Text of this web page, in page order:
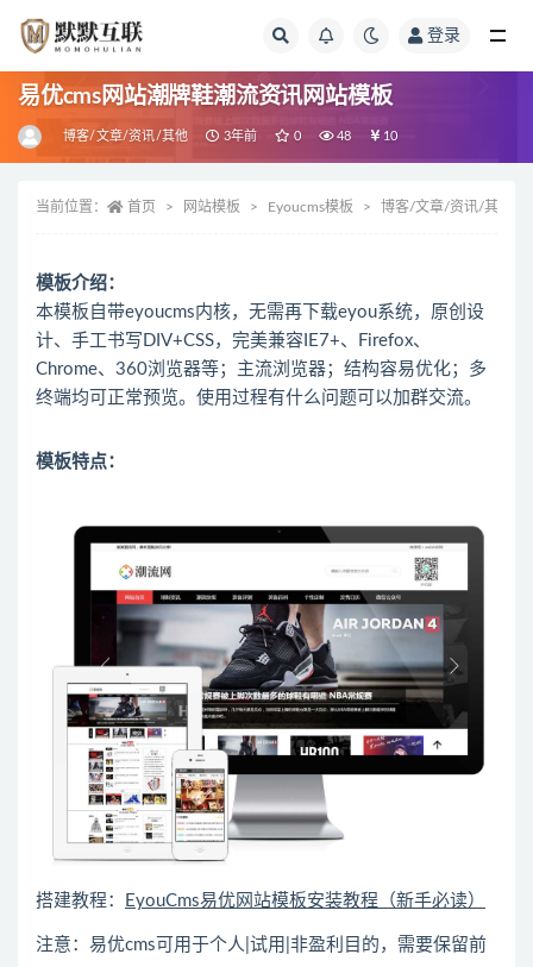
登录
易优cms网站潮牌鞋潮流资讯网站模板
博客/文章/资讯/其他 3年前 0 48 10
当前位置： 首页 网站模板 Eyoucms模板 博客/文章/资讯/其他
模板介绍：
本模板自带eyoucms内核，无需再下载eyou系统，原创设
计、手工书写DIV+CSS，完美兼容IE7+、Firefox、
Chrome、360浏览器等；主流浏览器；结构容易优化；多
终端均可正常预览。使用过程有什么问题可以加群交流。
模板特点：
搭建教程： EyouCms易优网站模板安装教程（新手必读）
注意：易优cms可用于个人|试用|非盈利目的，需要保留前